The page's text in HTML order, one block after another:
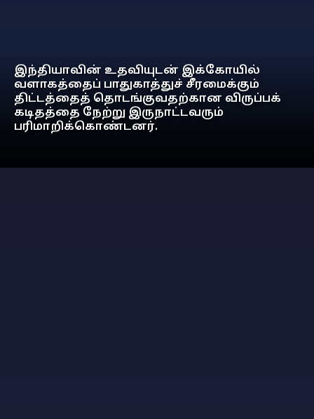
இந்தியாவின் உதவியுடன் இக்கோயில்
வளாகத்தைப் பாதுகாத்துச் சீரமைக்கும்
திட்டத்தைத் தொடங்குவதற்கான விருப்பக்
கடிதத்தை நேற்று இருநாட்டவரும்
பரிமாறிக்கொண்டனர்.